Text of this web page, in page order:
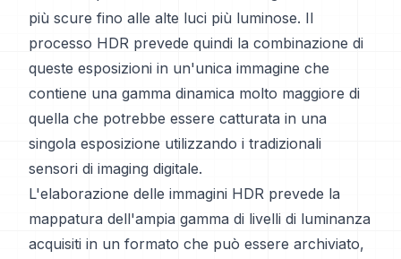
più scure fino alle alte luci più luminose. Il
processo HDR prevede quindi la combinazione di
queste esposizioni in un'unica immagine che
contiene una gamma dinamica molto maggiore di
quella che potrebbe essere catturata in una
singola esposizione utilizzando i tradizionali
sensori di imaging digitale.
L'elaborazione delle immagini HDR prevede la
mappatura dell'ampia gamma di livelli di luminanza
acquisiti in un formato che può essere archiviato,